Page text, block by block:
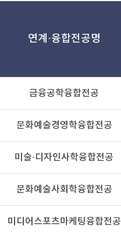
연계·융합전공명
금융공학융합전공
문화예술경영학융합전공
미술·디자인사학융합전공
문화예술사회학융합전공
미디어스포츠마케팅융합전공